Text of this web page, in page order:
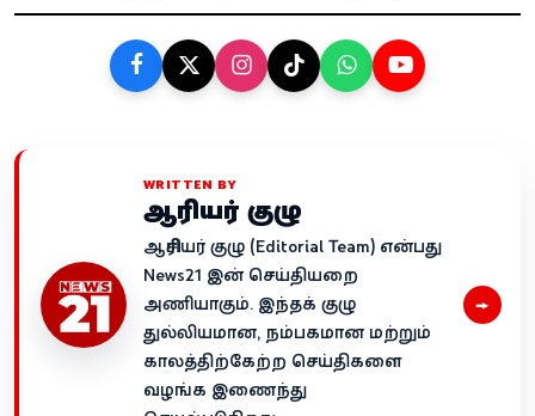
WRITTEN BY
ஆசிரியர் குழு
ஆசிரியர் குழு (Editorial Team) என்பது
News21 இன் செய்தியறை
அணியாகும். இந்தக் குழு
துல்லியமான, நம்பகமான மற்றும்
காலத்திற்கேற்ற செய்திகளை
வழங்க இணைந்து
→